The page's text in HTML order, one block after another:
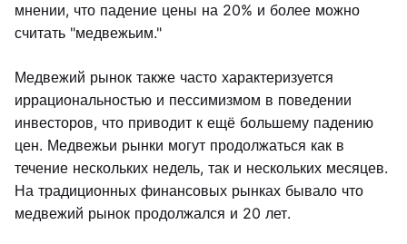
мнении, что падение цены на 20% и более можно
считать "медвежьим."
Медвежий рынок также часто характеризуется
иррациональностью и пессимизмом в поведении
инвесторов, что приводит к ещё большему падению
цен. Медвежьи рынки могут продолжаться как в
течение нескольких недель, так и нескольких месяцев.
На традиционных финансовых рынках бывало что
медвежий рынок продолжался и 20 лет.